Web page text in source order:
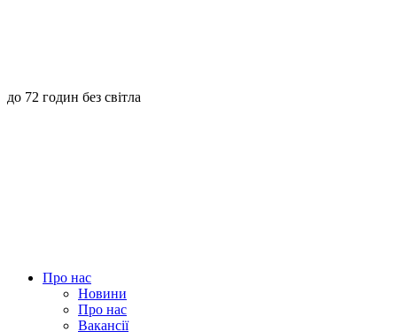
до 72 годин без світла
Про нас
Новини
Про нас
Вакансії